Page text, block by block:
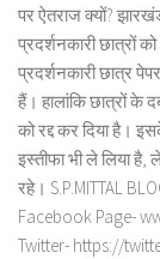
पर ऐतराज क्यों?
प्रदर्शनकारी छात्रों
प्रदर्शनकारी छात्र
हैं। हालांकि छात्रों के
को रद्द कर दिया है।
इस्तीफा भी ले लिया
रहे। S.P.MITTAL
Facebook Page-
Twitter- https://